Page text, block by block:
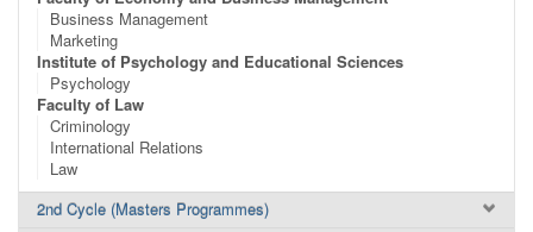
Business Management
Marketing
Institute of Psychology and Educational Sciences
Psychology
Faculty of Law
Criminology
International Relations
Law
2nd Cycle (Masters Programmes)